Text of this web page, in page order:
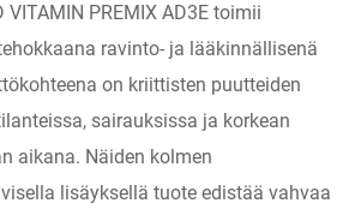
VITAMIN PREMIX AD3E toimii
ravinto- ja lääkinnällisenä
on kriittisten puutteiden
sairauksissa ja korkean
aikana. Näiden kolmen
lisäyksellä tuote edistää vahvaa